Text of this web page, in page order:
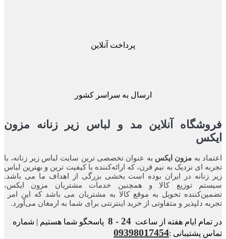
پرداخت آنلاین
ارسال به سراسر کشور
آنلاین مد و لباس زیر زنانه مزون
بهمزون ایکس به عنوان تخصصی ترین سایت لباس زیر زنانه، با
ای نزدیک به نیم قرن، که ارائه‌کننده با کیفیت ترین و بهترین لباس
زنانه در ایران بوده ‌است بخشی بزرگی از اهداف ما می باشد.
توزیع کالا و همچنین خدمات مشتریان مزون ایکس،
تحویل به موقع کالا به مشتریان می باشد که این امر
دلپذیر و متفاوتی از خرید اینترنتی برای شما به ارمغان می‌آورد.
ایام هفته از ساعت24 - 8
پاسخگو شما هستیم | شماره
پشتیبانی :09398017454